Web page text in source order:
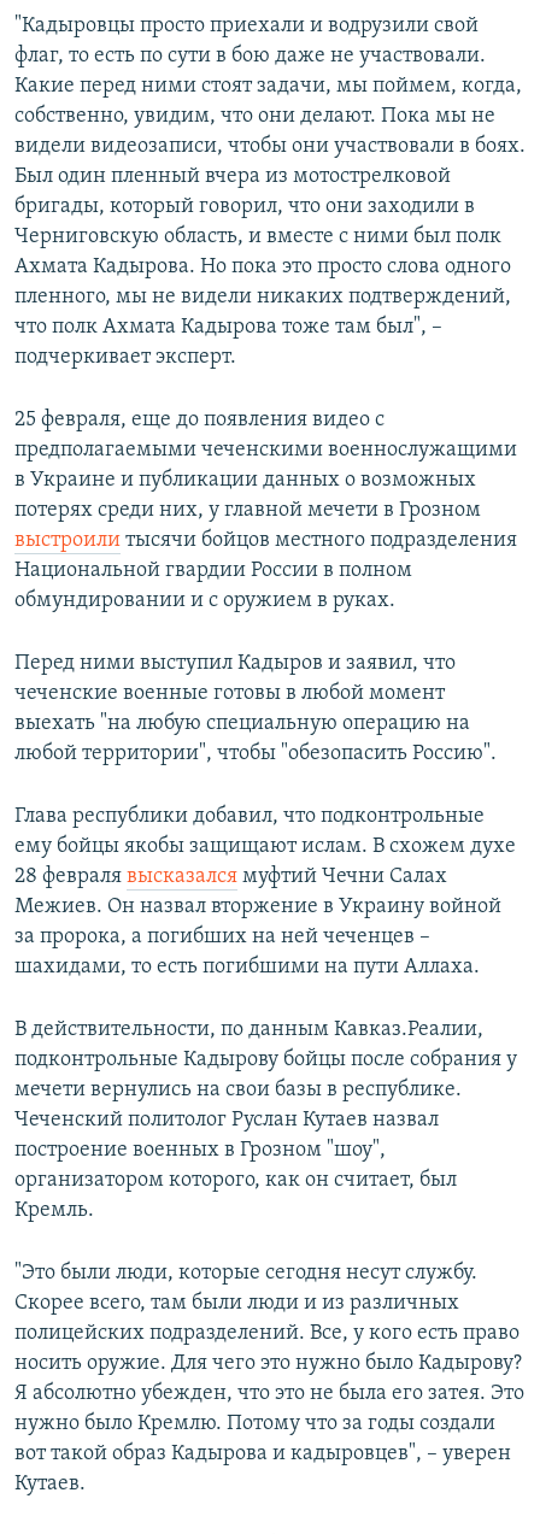
"Кадыровцы просто приехали и водрузили свой
флаг, то есть по сути в бою даже не участвовали.
Какие перед ними стоят задачи, мы поймем, когда,
собственно, увидим, что они делают. Пока мы не
видели видеозаписи, чтобы они участвовали в боях.
Был один пленный вчера из мотострелковой
бригады, который говорил, что они заходили в
Черниговскую область, и вместе с ними был полк
Ахмата Кадырова. Но пока это просто слова одного
пленного, мы не видели никаких подтверждений,
что полк Ахмата Кадырова тоже там был", –
подчеркивает эксперт.
25 февраля, еще до появления видео с
предполагаемыми чеченскими военнослужащими
в Украине и публикации данных о возможных
потерях среди них, у главной мечети в Грозном
выстроили тысячи бойцов местного подразделения
Национальной гвардии России в полном
обмундировании и с оружием в руках.
Перед ними выступил Кадыров и заявил, что
чеченские военные готовы в любой момент
выехать "на любую специальную операцию на
любой территории", чтобы "обезопасить Россию".
Глава республики добавил, что подконтрольные
ему бойцы якобы защищают ислам. В схожем духе
28 февраля высказался муфтий Чечни Салах
Межиев. Он назвал вторжение в Украину войной
за пророка, а погибших на ней чеченцев –
шахидами, то есть погибшими на пути Аллаха.
В действительности, по данным Кавказ.Реалии,
подконтрольные Кадырову бойцы после собрания у
мечети вернулись на свои базы в республике.
Чеченский политолог Руслан Кутаев назвал
построение военных в Грозном "шоу",
организатором которого, как он считает, был
Кремль.
"Это были люди, которые сегодня несут службу.
Скорее всего, там были люди и из различных
полицейских подразделений. Все, у кого есть право
носить оружие. Для чего это нужно было Кадырову?
Я абсолютно убежден, что это не была его затея. Это
нужно было Кремлю. Потому что за годы создали
вот такой образ Кадырова и кадыровцев", – уверен
Кутаев.